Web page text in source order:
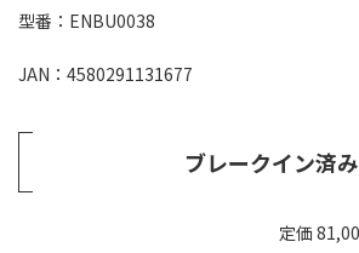
型番：ENBU0038
JAN：4580291131677
ブレークイン済み
定価